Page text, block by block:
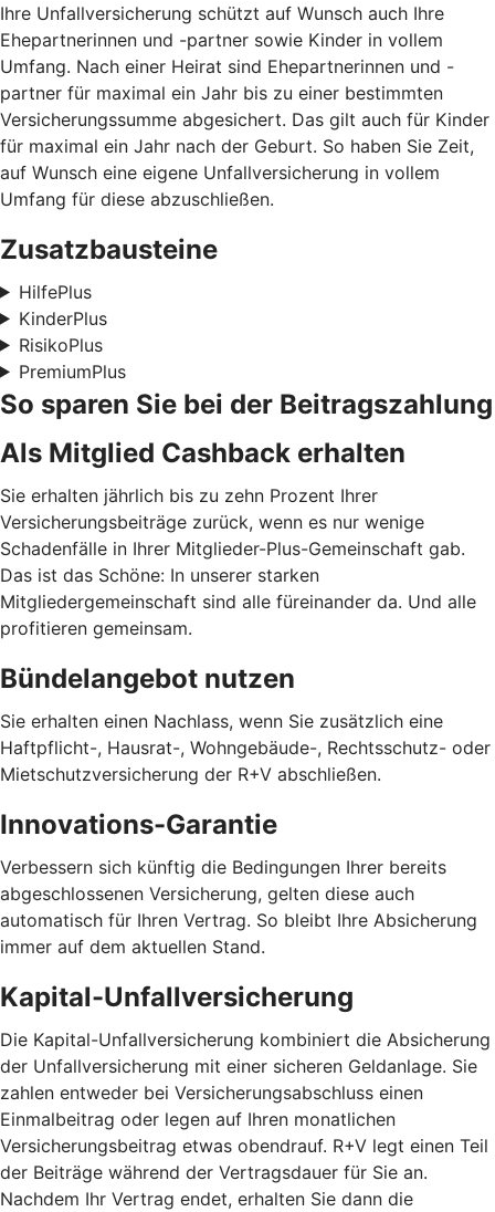
Ihre Unfallversicherung schützt auf Wunsch auch Ihre
Ehepartnerinnen und -partner sowie Kinder in vollem
Umfang. Nach einer Heirat sind Ehepartnerinnen und -
partner für maximal ein Jahr bis zu einer bestimmten
Versicherungssumme abgesichert. Das gilt auch für Kinder
für maximal ein Jahr nach der Geburt. So haben Sie Zeit,
auf Wunsch eine eigene Unfallversicherung in vollem
Umfang für diese abzuschließen.
Zusatzbausteine
HilfePlus
KinderPlus
RisikoPlus
PremiumPlus
So sparen Sie bei der Beitragszahlung
Als Mitglied Cashback erhalten
Sie erhalten jährlich bis zu zehn Prozent Ihrer
Versicherungsbeiträge zurück, wenn es nur wenige
Schadenfälle in Ihrer Mitglieder-Plus-Gemeinschaft gab.
Das ist das Schöne: In unserer starken
Mitgliedergemeinschaft sind alle füreinander da. Und alle
profitieren gemeinsam.
Bündelangebot nutzen
Sie erhalten einen Nachlass, wenn Sie zusätzlich eine
Haftpflicht-, Hausrat-, Wohngebäude-, Rechtsschutz- oder
Mietschutzversicherung der R+V abschließen.
Innovations-Garantie
Verbessern sich künftig die Bedingungen Ihrer bereits
abgeschlossenen Versicherung, gelten diese auch
automatisch für Ihren Vertrag. So bleibt Ihre Absicherung
immer auf dem aktuellen Stand.
Kapital-Unfallversicherung
Die Kapital-Unfallversicherung kombiniert die Absicherung
der Unfallversicherung mit einer sicheren Geldanlage. Sie
zahlen entweder bei Versicherungsabschluss einen
Einmalbeitrag oder legen auf Ihren monatlichen
Versicherungsbeitrag etwas obendrauf. R+V legt einen Teil
der Beiträge während der Vertragsdauer für Sie an.
Nachdem Ihr Vertrag endet, erhalten Sie dann die